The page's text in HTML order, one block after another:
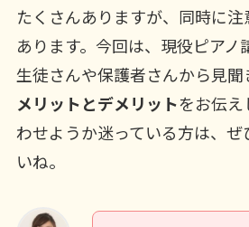
たくさんありますが、同時に
あります。今回は、現役ピアノ
生徒さんや保護者さんから見聞
メリットとデメリットをお伝え
わせようか迷っている方は、ぜ
いね。